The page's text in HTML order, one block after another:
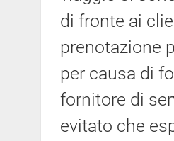
di fronte ai
prenotazione
per causa di
fornitore di
evitato che